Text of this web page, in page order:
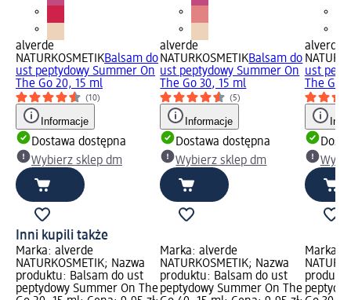
alverde
NATURKOSMETIKBalsam do
ust peptydowy Summer On
The Go 20, 15 ml
(10)
Informacje
Dostawa dostępna
Wybierz sklep dm
alverde
NATURKOSMETIKBalsam do
ust peptydowy Summer On
The Go 30, 15 ml
(5)
Informacje
Dostawa dostępna
Wybierz sklep dm
alverde
ust
The Go
Inni kupili także
Marka: alverde
NATURKOSMETIK; Nazwa
produktu: Balsam do ust
peptydowy Summer On The
Marka: alverde
NATURKOSMETIK; Nazwa
produktu: Balsam do ust
peptydowy Summer On The
Marka: